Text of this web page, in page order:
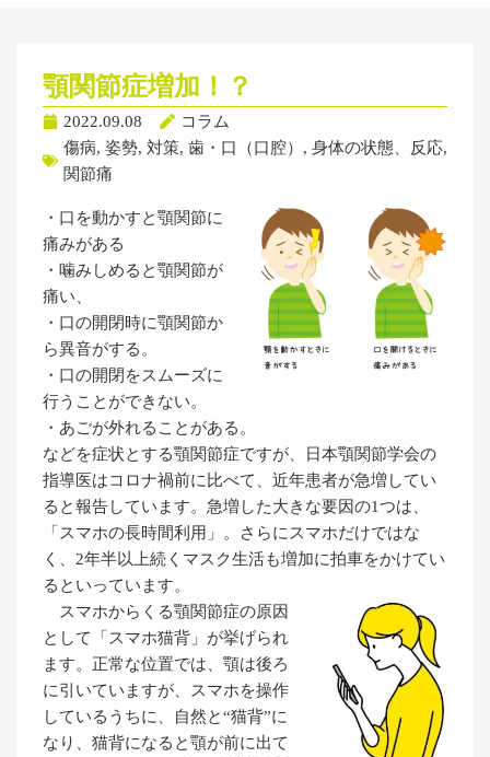
顎関節症増加！？
2022.09.08
コラム
傷病, 姿勢, 対策, 歯・口（口腔） , 身体の状態、反応,
関節痛
・口を動かすと顎関節に
痛みがある
・噛みしめると顎関節が
痛い、
・口の開閉時に顎関節か
ら異音がする。
・口の開閉をスムーズに
行うことができない。
・あごが外れることがある。
などを症状とする顎関節症ですが、日本顎関節学会の
指導医はコロナ禍前に比べて、近年患者が急増してい
ると報告しています。急増した大きな要因の1つは、
「スマホの長時間利用」。さらにスマホだけではな
く、2年半以上続くマスク生活も増加に拍車をかけてい
るといっています。
スマホからくる顎関節症の原因
として「スマホ猫背」が挙げられ
ます。正常な位置では、顎は後ろ
に引いていますが、スマホを操作
しているうちに、自然と“猫背”に
なり、猫背になると顎が前に出て